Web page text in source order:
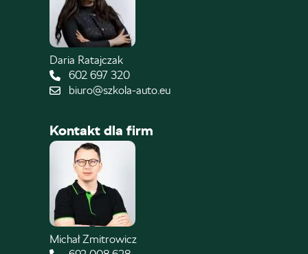
Daria Ratajczak
602 697 320
biuro@szkola-auto.eu
Kontakt dla firm
Michał Zmitrowicz